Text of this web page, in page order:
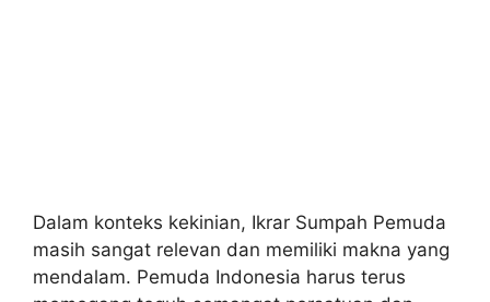
Dalam konteks kekinian, Ikrar Sumpah Pemuda
masih sangat relevan dan memiliki makna yang
mendalam. Pemuda Indonesia harus terus